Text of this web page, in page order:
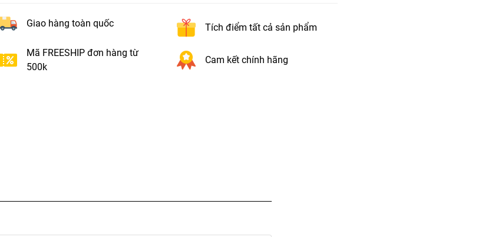
Giao hàng toàn quốc Tích điểm tất cả sản phẩm
Mã FREESHIP đơn hàng từ
500k
Cam kết chính hãng